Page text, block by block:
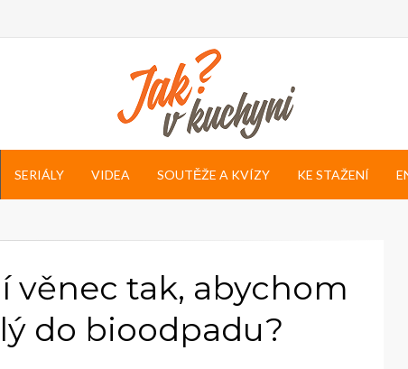
SERIÁLY VIDEA SOUTĚŽE A KVÍZY KE STAŽENÍ
věnec tak, abychom
do bioodpadu?